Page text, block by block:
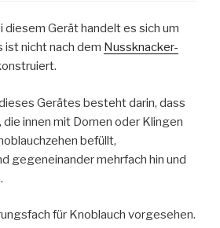
diesem Gerät handelt es sich um
ist nicht nach dem Nussknacker-
Gerätes besteht darin, dass
die innen mit Dornen oder Klingen
befüllt,
gegeneinander mehrfach hin und
für Knoblauch vorgesehen.